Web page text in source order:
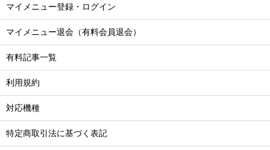
マイメニュー登録・ログイン
マイメニュー退会（有料会員退会）
有料記事一覧
利用規約
対応機種
特定商取引法に基づく表記